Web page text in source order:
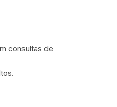
consultas de